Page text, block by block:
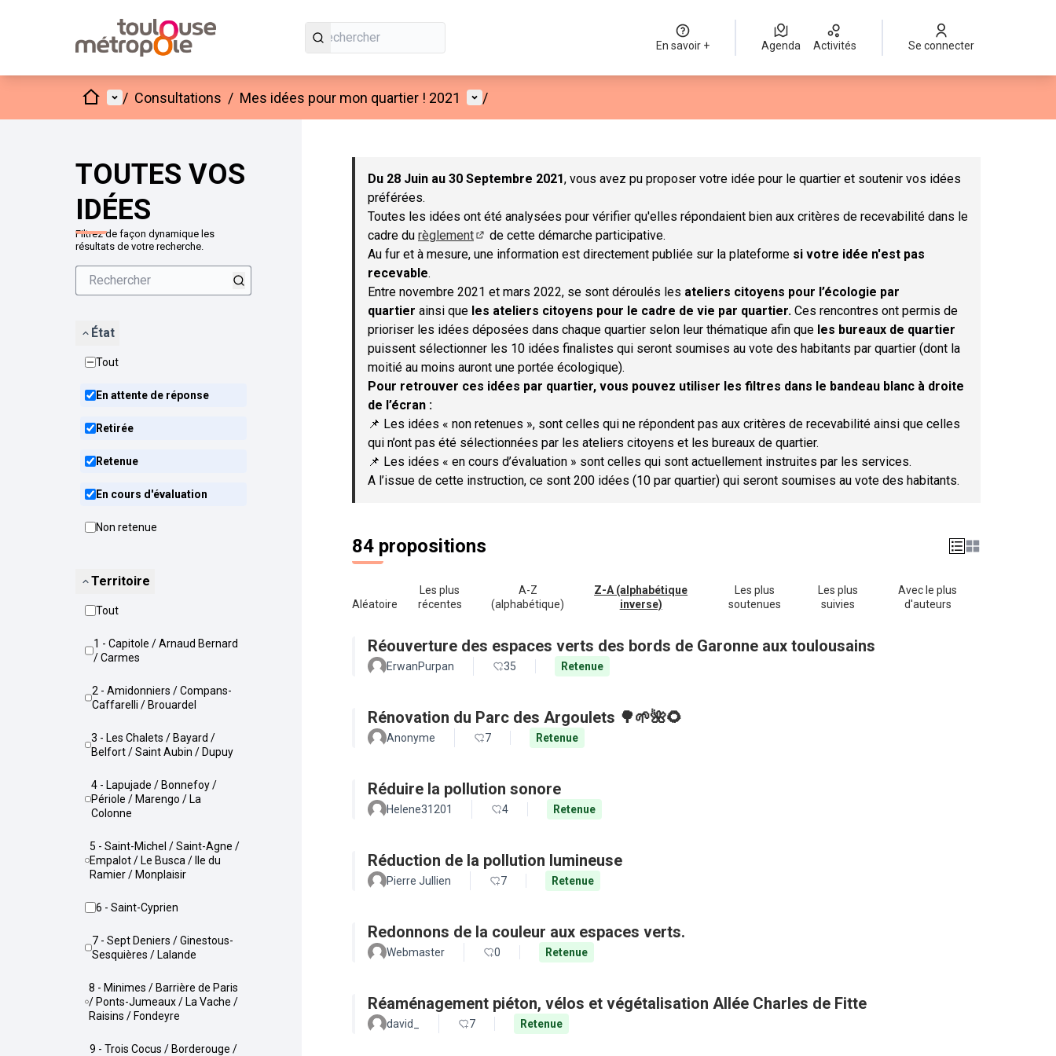
En savoir + Agenda Activités Se connecter
AccueilMenu principal
/ Consultations / Mes idées pour mon quartier ! 2021 Menu utilisateur
/
TOUTES VOS
IDÉES
Filtrez de façon dynamique les
résultats de votre recherche.
État
Tout
En attente de réponse
Retirée
Retenue
En cours d'évaluation
Non retenue
Territoire
Tout
1 - Capitole / Arnaud Bernard
/ Carmes
2 - Amidonniers / Compans-
Caffarelli / Brouardel
3 - Les Chalets / Bayard /
Belfort / Saint Aubin / Dupuy
4 - Lapujade / Bonnefoy /
Périole / Marengo / La
Colonne
5 - Saint-Michel / Saint-Agne /
Empalot / Le Busca / Ile du
Ramier / Monplaisir
6 - Saint-Cyprien
7 - Sept Deniers / Ginestous-
Sesquières / Lalande
8 - Minimes / Barrière de Paris
/ Ponts-Jumeaux / La Vache /
Raisins / Fondeyre
9 - Trois Cocus / Borderouge /
Passer la carte
Du 28 Juin au 30 Septembre 2021, vous avez pu proposer votre idée pour le quartier et soutenir vos idées
préférées.
Toutes les idées ont été analysées pour vérifier qu'elles répondaient bien aux critères de recevabilité dans le
cadre du règlement
(S'ouvre dans un nouvel onglet)
de cette démarche participative.
Au fur et à mesure, une information est directement publiée sur la plateforme si votre idée n'est pas
recevable.
Entre novembre 2021 et mars 2022, se sont déroulés les ateliers citoyens pour l’écologie par
quartier ainsi que les ateliers citoyens pour le cadre de vie par quartier. Ces rencontres ont permis de
prioriser les idées déposées dans chaque quartier selon leur thématique afin que les bureaux de quartier
puissent sélectionner les 10 idées finalistes qui seront soumises au vote des habitants par quartier (dont la
moitié au moins auront une portée écologique).
Pour retrouver ces idées par quartier, vous pouvez utiliser les filtres dans le bandeau blanc à droite
de l’écran :
📌 Les idées « non retenues », sont celles qui ne répondent pas aux critères de recevabilité ainsi que celles
qui n’ont pas été sélectionnées par les ateliers citoyens et les bureaux de quartier.
📌 Les idées « en cours d’évaluation » sont celles qui sont actuellement instruites par les services.
A l’issue de cette instruction, ce sont 200 idées (10 par quartier) qui seront soumises au vote des habitants.
84 propositions
Aléatoire
Les plus
récentes
A-Z
(alphabétique)
Z-A (alphabétique
inverse)
Les plus
soutenues
Les plus
suivies
Avec le plus
d'auteurs
Réouverture des espaces verts des bords de Garonne aux toulousains
ErwanPurpan 35 Retenue
Rénovation du Parc des Argoulets 🌳🌱🌺🌻
Anonyme 7 Retenue
Réduire la pollution sonore
Helene31201 4 Retenue
Réduction de la pollution lumineuse
Pierre Jullien 7 Retenue
Redonnons de la couleur aux espaces verts.
Webmaster 0 Retenue
Réaménagement piéton, vélos et végétalisation Allée Charles de Fitte
david_ 7 Retenue